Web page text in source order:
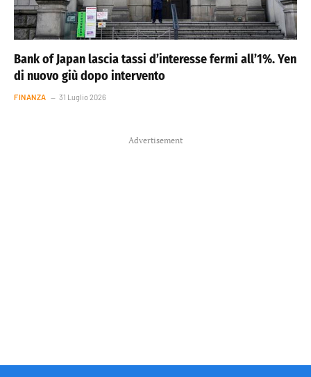
Bank of Japan lascia tassi d’interesse fermi all’1%. Yen
di nuovo giù dopo intervento
FINANZA 31 Luglio 2026
Advertisement